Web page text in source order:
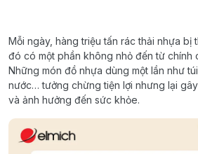
Mỗi ngày, hàng triệu tấn rác thải nhựa bị
đó có một phần không nhỏ đến từ chính
Những món đồ nhựa dùng một lần như
nước… tưởng chừng tiện lợi nhưng lại
và ảnh hưởng đến sức khỏe.